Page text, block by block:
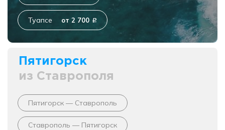
Туапсе от 2 700 c
Пятигорск
из Ставрополя
Пятигорск — Ставрополь
Ставрополь — Пятигорск